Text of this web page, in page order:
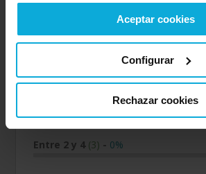
Aceptar cookies
Configurar
Rechazar cookies
Entre 8 y 10(793)-83%
-3%
Entre 2 y 4 (3) - 0%